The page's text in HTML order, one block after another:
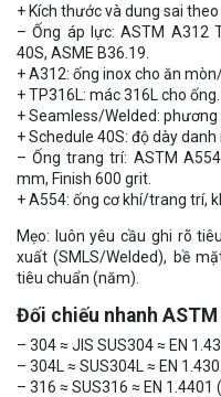
+ Kích thước và dung sai theo
– Ống áp lực: ASTM A312
40S, ASME B36.19.
+ A312: ống inox cho ăn
+ TP316L: mác 316L cho ống.
+ Seamless/Welded: phương
+ Schedule 40S: độ dày danh
– Ống trang trí: ASTM
mm, Finish 600 grit.
+ A554: ống cơ khí/trang trí,
Mẹo: luôn yêu cầu ghi rõ
xuất (SMLS/Welded), bề
tiêu chuẩn (năm).
Đối chiếu nhanh
– 304 ≈ JIS SUS304 ≈ EN
– 304L ≈ SUS304L ≈ EN
– 316 ≈ SUS316 ≈ EN 1.4401